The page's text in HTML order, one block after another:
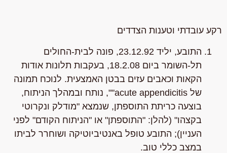
רקע עובדתי וטענות הצדדים
התובע, יליד 23.12.92, פונה לבית-החולים
תל-השומר ביום 18.2.08, בעקבות תלונות אודות
הקאות וכאבים עזים בבטן האמצעית. לנוכח תמונה
של acute appendicitis"", נותח ובמהלך הניתוח,
בוצעה כריתת התוספתן, שנמצא "מודלק ונקרוטי
בקצהו" (להלן: "התוספתן" או "הניתוח הקודם" לפני
העניין); התובע טופל באנטיביוטיקה ושוחרר לביתו
במצב כללי טוב.